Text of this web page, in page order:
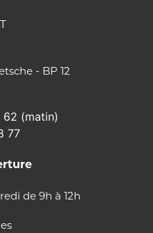
- BP 12
(matin)
77
de 9h à 12h